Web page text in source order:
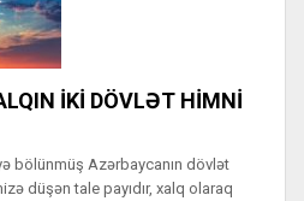
İKİ DÖVLƏT HİMNİ
bölünmüş Azərbaycanın dövlət
düşən tale payıdır, xalq olaraq